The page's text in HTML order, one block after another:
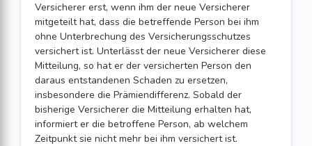
Versicherer erst, wenn ihm der neue Versicherer
mitgeteilt hat, dass die betreffende Person bei ihm
ohne Unterbrechung des Versicherungsschutzes
versichert ist. Unterlässt der neue Versicherer diese
Mitteilung, so hat er der versicherten Person den
daraus entstandenen Schaden zu ersetzen,
insbesondere die Prämiendifferenz. Sobald der
bisherige Versicherer die Mitteilung erhalten hat,
informiert er die betroffene Person, ab welchem
Zeitpunkt sie nicht mehr bei ihm versichert ist.